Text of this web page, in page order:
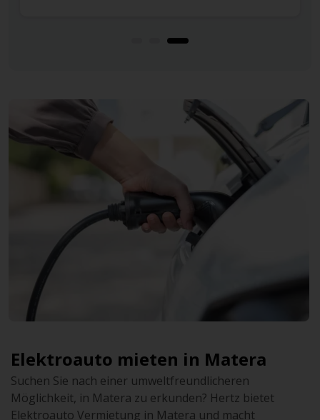
Elektroauto mieten in Matera
Suchen Sie nach einer umweltfreundlicheren
Möglichkeit, in Matera zu erkunden? Hertz bietet
Elektroauto Vermietung in Matera und macht